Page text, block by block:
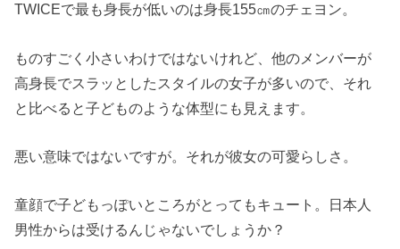
TWICEで最も身長が低いのは身長155㎝のチェヨン。
ものすごく小さいわけではないけれど、他のメンバーが
高身長でスラッとしたスタイルの女子が多いので、それ
と比べると子どものような体型にも見えます。
悪い意味ではないですが。それが彼女の可愛らしさ。
童顔で子どもっぽいところがとってもキュート。日本人
男性からは受けるんじゃないでしょうか？